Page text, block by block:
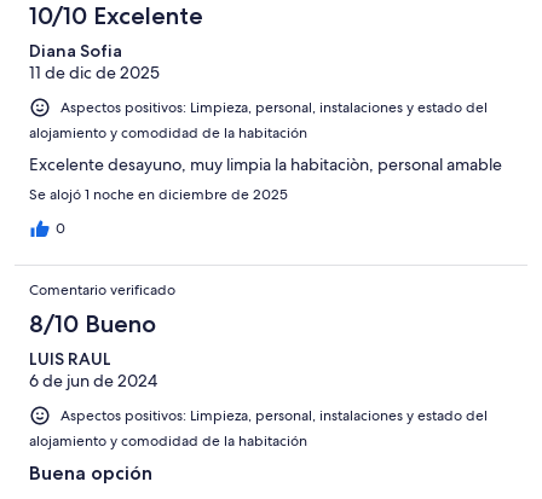
10/10 Excelente
Diana Sofia
11 de dic de 2025
Aspectos positivos: Limpieza, personal, instalaciones y estado del
alojamiento y comodidad de la habitación
Excelente desayuno, muy limpia la habitaciòn, personal amable
Se alojó 1 noche en diciembre de 2025
0
Comentario verificado
8/10 Bueno
LUIS RAUL
6 de jun de 2024
Aspectos positivos: Limpieza, personal, instalaciones y estado del
alojamiento y comodidad de la habitación
Buena opción